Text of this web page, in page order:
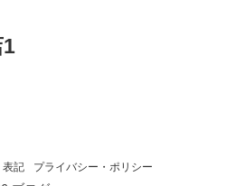
表記 プライバシー・ポリシー